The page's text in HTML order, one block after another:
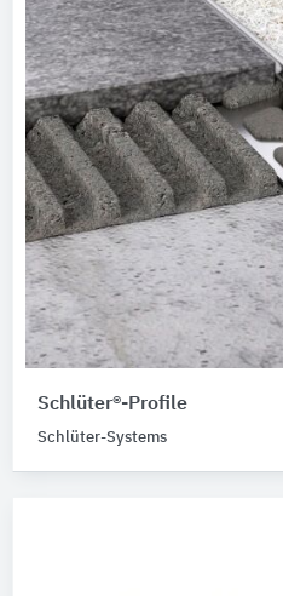
Schlüter®-Profile
Schlüter-Systems